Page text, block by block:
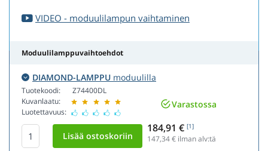
VIDEO - moduulilampun vaihtaminen
Moduulilamppuvaihtoehdot
DIAMOND-LAMPPU moduulilla
Tuotekoodi:
Kuvanlaatu:
Luotettavuus:
Z74400DL
Varastossa
184,91 € [1]
147,34€ ilman alv:tä